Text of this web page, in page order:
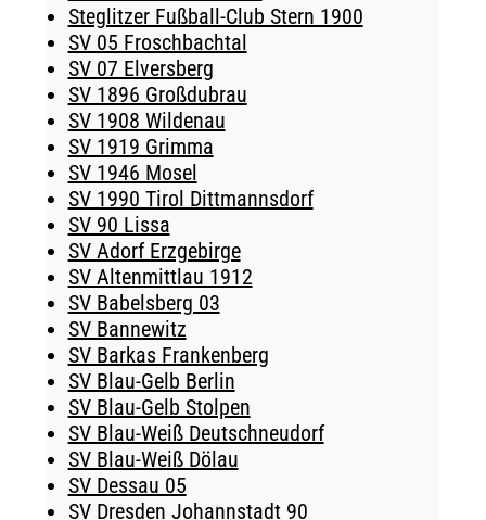
Steglitzer Fußball-Club Stern 1900
SV 05 Froschbachtal
SV 07 Elversberg
SV 1896 Großdubrau
SV 1908 Wildenau
SV 1919 Grimma
SV 1946 Mosel
SV 1990 Tirol Dittmannsdorf
SV 90 Lissa
SV Adorf Erzgebirge
SV Altenmittlau 1912
SV Babelsberg 03
SV Bannewitz
SV Barkas Frankenberg
SV Blau-Gelb Berlin
SV Blau-Gelb Stolpen
SV Blau-Weiß Deutschneudorf
SV Blau-Weiß Dölau
SV Dessau 05
SV Dresden Johannstadt 90